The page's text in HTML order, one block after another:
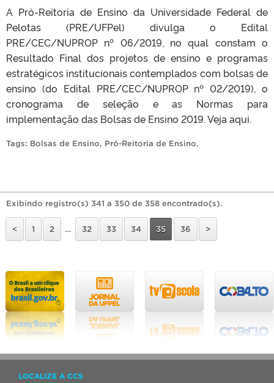
A Pró-Reitoria de Ensino da Universidade Federal de
Pelotas (PRE/UFPel) divulga o Edital
PRE/CEC/NUPROP nº 06/2019, no qual constam o
Resultado Final dos projetos de ensino e programas
estratégicos institucionais contemplados com bolsas de
ensino (do Edital PRE/CEC/NUPROP nº 02/2019), o
cronograma de seleção e as Normas para
implementação das Bolsas de Ensino 2019. Veja aqui.
Tags: Bolsas de Ensino, Pró-Reitoria de Ensino.
Exibindo registro(s) 341 a 350 de 358 encontrado(s).
< 1 2 … 32 33 34 35 36 >
LOCALIZE A CCS